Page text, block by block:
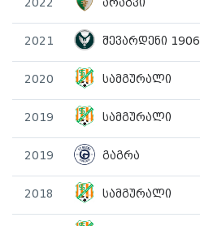
2022 არაგვი
2021 შევარდენი 1906
2020 სამგურალი
2019 სამგურალი
2019 გაგრა
2018 სამგურალი